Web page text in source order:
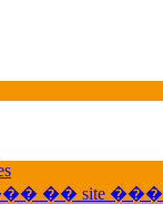
��� �� site ���